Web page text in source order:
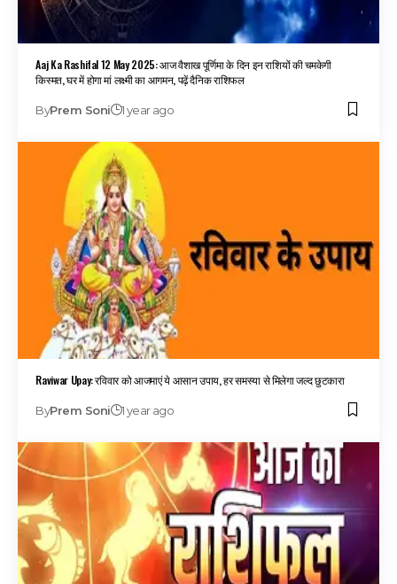
Aaj Ka Rashifal 12 May 2025: आज वैशाख पूर्णिमा के दिन इन राशियों की चमकेगी
किस्मत, घर में होगा मां लक्ष्मी का आगमन, पढ़ें दैनिक राशिफल
ByPrem Soni 1 year ago
Raviwar Upay: रविवार को आजमाएं ये आसान उपाय, हर समस्या से मिलेगा जल्द छुटकारा
ByPrem Soni 1 year ago